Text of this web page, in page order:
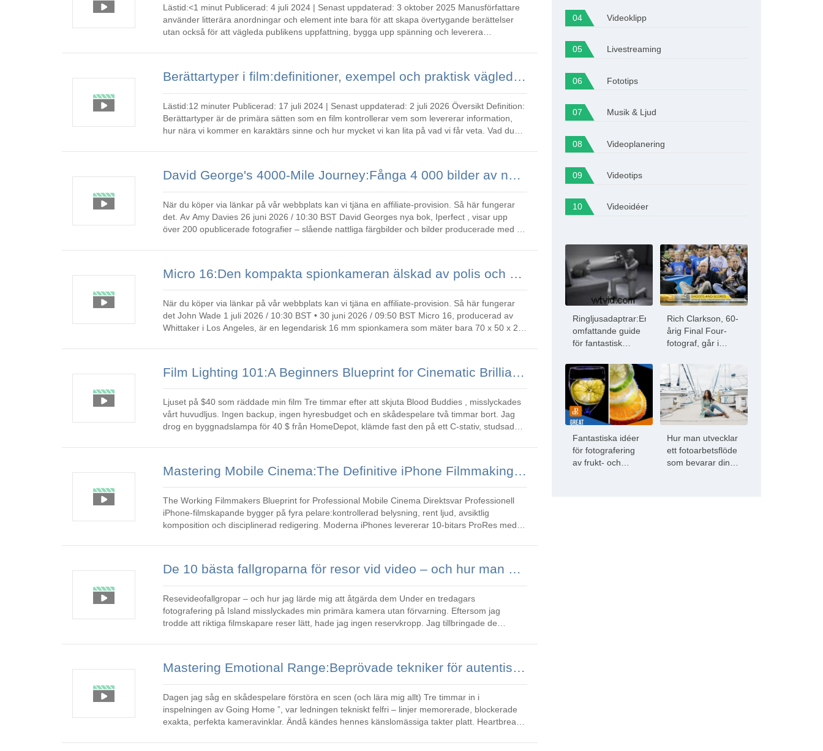
Lästid:<1 minut Publicerad: 4 juli 2024 | Senast uppdaterad: 3 oktober 2025 Manusförfattare
använder litterära anordningar och element inte bara för att skapa övertygande berättelser
utan också för att vägleda publikens uppfattning, bygga upp spänning och leverera
Berättartyper i film:definitioner, exempel och praktisk vägledning
Lästid:12 minuter Publicerad: 17 juli 2024 | Senast uppdaterad: 2 juli 2026 Översikt Definition:
Berättartyper är de primära sätten som en film kontrollerar vem som levererar information,
hur nära vi kommer en karaktärs sinne och hur mycket vi kan lita på vad vi får veta. Vad du
David George's 4000-Mile Journey:Fånga 4 000 bilder av norra Englands industrilandskap
När du köper via länkar på vår webbplats kan vi tjäna en affiliate-provision. Så här fungerar
det. Av Amy Davies 26 juni 2026 / 10:30 BST David Georges nya bok, Iperfect , visar upp
över 200 opublicerade fotografier – slående nattliga färgbilder och bilder producerade med en
Micro 16:Den kompakta spionkameran älskad av polis och detektivbyråer
När du köper via länkar på vår webbplats kan vi tjäna en affiliate-provision. Så här fungerar
det John Wade 1 juli 2026 / 10:30 BST • 30 juni 2026 / 09:50 BST Micro 16, producerad av
Whittaker i Los Angeles, är en legendarisk 16 mm spionkamera som mäter bara 70 x 50 x 25
Film Lighting 101:A Beginners Blueprint for Cinematic Brilliance (2026)
Ljuset på $40 som räddade min film Tre timmar efter att skjuta Blood Buddies , misslyckades
vårt huvudljus. Ingen backup, ingen hyresbudget och en skådespelare två timmar bort. Jag
drog en byggnadslampa för 40 $ från HomeDepot, klämde fast den på ett C-stativ, studsade
The Working Filmmakers Blueprint for Professional Mobile Cinema Direktsvar Professionell
iPhone-filmskapande bygger på fyra pelare:kontrollerad belysning, rent ljud, avsiktlig
komposition och disciplinerad redigering. Moderna iPhones levererar 10-bitars ProRes med
De 10 bästa fallgroparna för resor vid video – och hur man undviker dem
Resevideofallgropar – och hur jag lärde mig att åtgärda dem Under en tredagars
fotografering på Island misslyckades min primära kamera utan förvarning. Eftersom jag
trodde att riktiga filmskapare reser lätt, hade jag ingen reservkropp. Jag tillbringade de
Mastering Emotional Range:Beprövade tekniker för autentiskt skådespeleri
Dagen jag såg en skådespelare förstöra en scen (och lära mig allt) Tre timmar in i
inspelningen av Going Home ”, var ledningen tekniskt felfri – linjer memorerade, blockerade
exakta, perfekta kameravinklar. Ändå kändes hennes känslomässiga takter platt. Heartbreak
Videoklipp
Livestreaming
Fototips
Musik & Ljud
Videoplanering
Videotips
Videoidéer
Ringljusadaptrar:En
omfattande guide
för fantastisk
video
Rich Clarkson, 60-
årig Final Four-
fotograf, går i
årtionden av att
fånga
marsgalenskapen
Fantastiska idéer
för fotografering
av frukt- och
Hur man utvecklar
ett fotoarbetsflöde
som bevarar dina